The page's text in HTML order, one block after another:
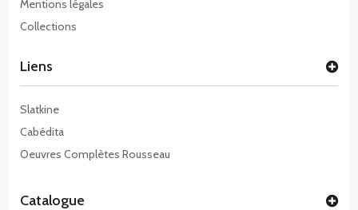
Mentions légales
Collections
Liens
Slatkine
Cabédita
Oeuvres Complètes Rousseau
Catalogue